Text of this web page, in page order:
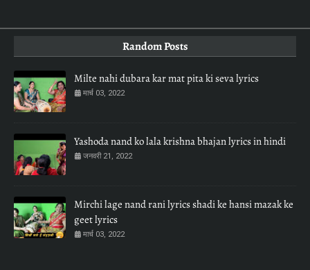
Random Posts
Milte nahi dubara kar mat pita ki seva lyrics
मार्च 03, 2022
Yashoda nand ko lala krishna bhajan lyrics in hindi
जनवरी 21, 2022
Mirchi lage nand rani lyrics shadi ke hansi mazak ke
geet lyrics
मार्च 03, 2022